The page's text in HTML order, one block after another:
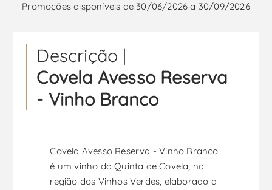
Promoções disponíveis de 30/06/2026 a 30/09/2026
Descrição |
Covela Avesso Reserva
- Vinho Branco
Covela Avesso Reserva - Vinho Branco
é um vinho da Quinta de Covela, na
região dos Vinhos Verdes, elaborado a